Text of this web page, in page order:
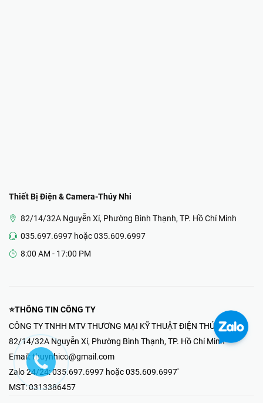
Thiết Bị Điện & Camera-Thúy Nhi
82/14/32A Nguyễn Xí, Phường Bình Thạnh, TP. Hồ Chí Minh
035.697.6997 hoặc 035.609.6997
8:00 AM - 17:00 PM
⭐THÔNG TIN CÔNG TY
CÔNG TY TNHH MTV THƯƠNG MẠI KỸ THUẬT ĐIỆN THÚY NHI
82/14/32A Nguyễn Xí, Phường Bình Thạnh, TP. Hồ Chí Minh
Email: thuynhico@gmail.com
Zalo 24/24:035.697.6997 hoặc 035.609.6997'
MST:0313386457